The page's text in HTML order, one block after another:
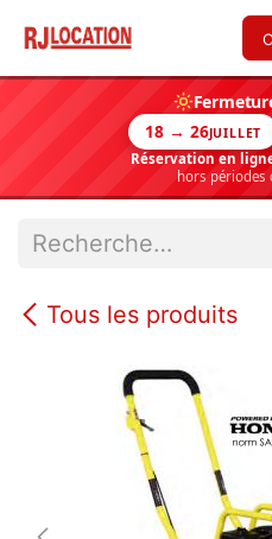
18 → 26JUILLET
Réservation en
hors périodes
Tous les produits